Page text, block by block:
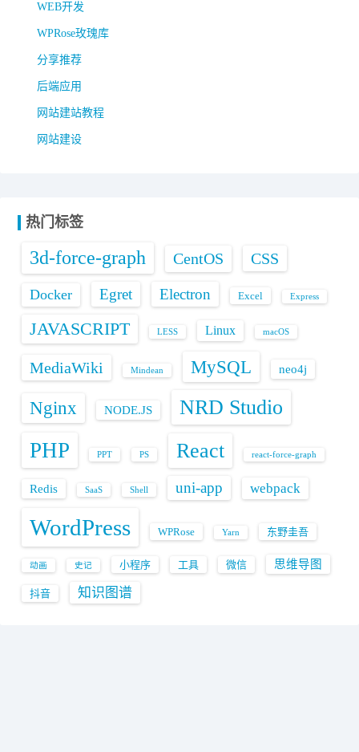
WEB开发
WPRose玫瑰库
分享推荐
后端应用
网站建站教程
网站建设
热门标签
3d-force-graph CentOS CSS
Docker Egret Electron Excel Express
JAVASCRIPT LESS Linux macOS
MediaWiki Mindean MySQL neo4j
Nginx NODE.JS NRD Studio
PHP PPT PS React react-force-graph
Redis SaaS Shell uni-app webpack
WordPress WPRose Yarn 东野圭吾
动画 史记 小程序 工具 微信 思维导图
抖音 知识图谱